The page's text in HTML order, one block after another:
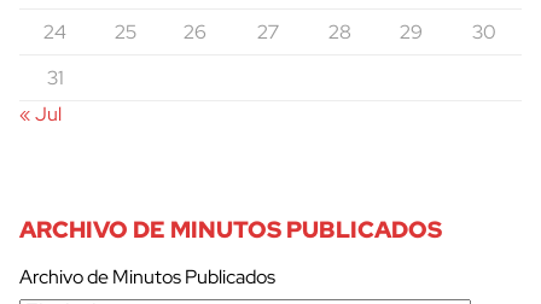
24
25 26 27 28 29
30
31
« Jul
ARCHIVO DE MINUTOS PUBLICADOS
Archivo de Minutos Publicados